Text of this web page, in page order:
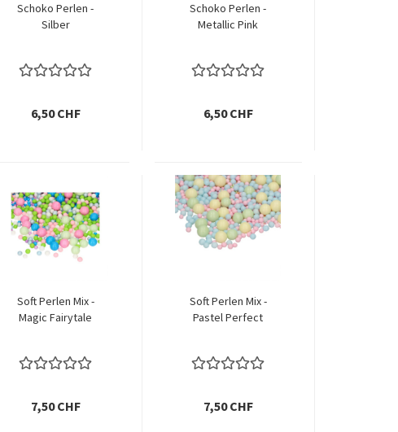
Schoko Perlen -
Silber
6,50 CHF
Schoko Perlen -
Metallic Pink
6,50 CHF
Soft Perlen Mix -
Magic Fairytale
7,50 CHF
Soft Perlen Mix -
Pastel Perfect
7,50 CHF